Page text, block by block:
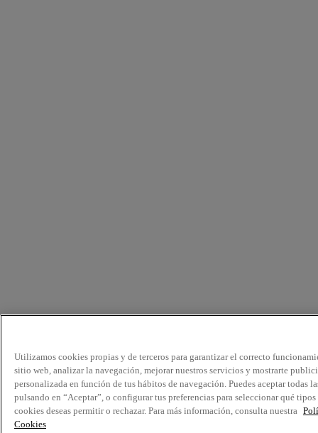
Utilizamos cookies propias y de terceros para garantizar el correcto
sitio web, analizar la navegación, mejorar nuestros servicios y mostrarte
personalizada en función de tus hábitos de navegación. Puedes aceptar todas
pulsando en “Aceptar”, o configurar tus preferencias para seleccionar qué tipos
cookies deseas permitir o rechazar. Para más información, consulta nuestra
Cookies